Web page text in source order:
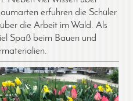
erfuhren die Schüler
die Arbeit im Wald. Als
Spaß beim Bauen und